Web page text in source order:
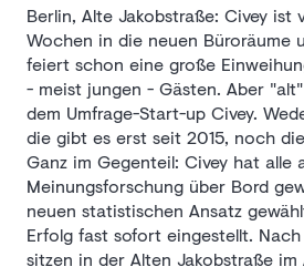
Berlin, Alte Jakobstraße: Civey ist
Wochen in die neuen Büroräume
feiert schon eine große
- meist jungen - Gästen. Aber
dem Umfrage-Start-up Civey.
die gibt es erst seit 2015, noch
Ganz im Gegenteil: Civey hat alle
Meinungsforschung über Bord
neuen statistischen Ansatz
Erfolg fast sofort eingestellt.
sitzen in der Alten Jakobstraße